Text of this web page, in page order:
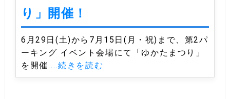
り」開催！
6月29日(土)から7月15日(月・祝)まで、第2パ
ーキング イベント会場にて「ゆかたまつり」
を開催...続きを読む